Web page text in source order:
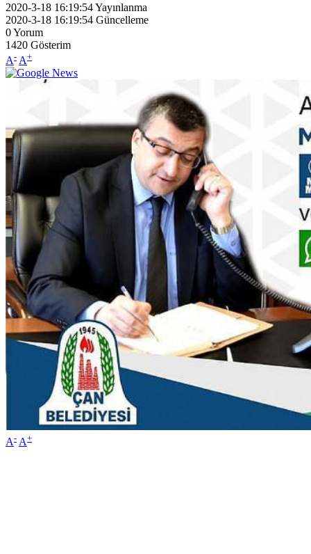
2020-3-18 16:19:54Yayınlanma
2020-3-18 16:19:54 Güncelleme
0Yorum
1420 Gösterim
A- A+
A- A+